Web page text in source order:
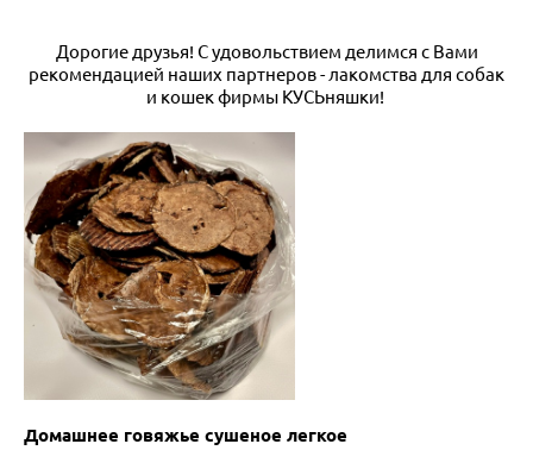
Дорогие друзья! С удовольствием делимся с Вами
рекомендацией наших партнеров - лакомства для собак
и кошек фирмы КУСЬняшки!
Домашнее говяжье сушеное легкое